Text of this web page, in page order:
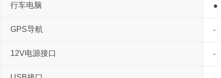
行车电脑 ●
GPS导航 -
12V电源接口 -